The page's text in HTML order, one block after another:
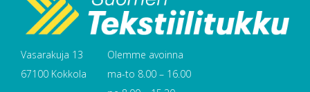
Vasarakuja 13
67100 Kokkola
Olemme avoinna
ma-to 8.00 – 16.00